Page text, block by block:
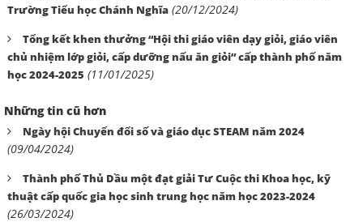
Trường Tiểu học Chánh Nghĩa (20/12/2024)
Tổng kết khen thưởng “Hội thi giáo viên dạy giỏi, giáo viên
chủ nhiệm lớp giỏi, cấp dưỡng nấu ăn giỏi” cấp thành phố năm
học 2024-2025 (11/01/2025)
Những tin cũ hơn
Ngày hội Chuyển đổi số và giáo dục STEAM năm 2024
(09/04/2024)
Thành phố Thủ Dầu một đạt giải Tư Cuộc thi Khoa học, kỹ
thuật cấp quốc gia học sinh trung học năm học 2023-2024
(26/03/2024)